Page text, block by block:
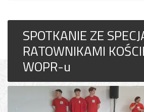
SPOTKANIE ZE
RATOWNIKAMI
WOPR-u